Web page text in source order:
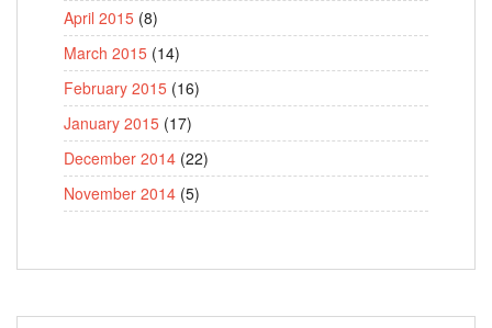
April 2015 (8)
March 2015 (14)
February 2015 (16)
January 2015 (17)
December 2014 (22)
November 2014 (5)